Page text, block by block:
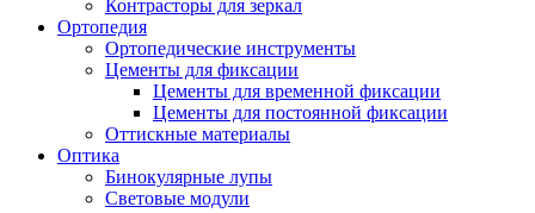
Контрасторы для зеркал
Ортопедия
Ортопедические инструменты
Цементы для фиксации
Цементы для временной фиксации
Цементы для постоянной фиксации
Оттискные материалы
Оптика
Бинокулярные лупы
Световые модули